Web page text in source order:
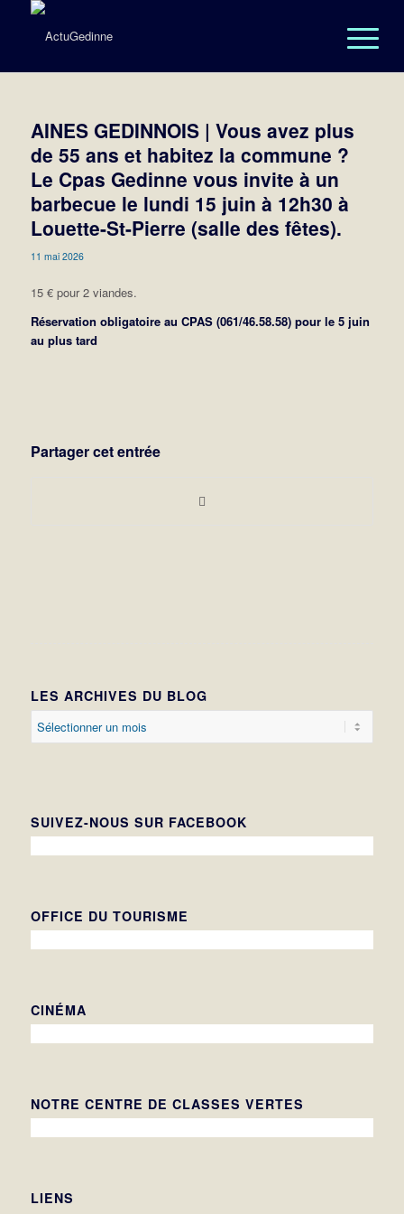
AINES GEDINNOIS | Vous avez plus
de 55 ans et habitez la commune ?
Le Cpas Gedinne vous invite à un
barbecue le lundi 15 juin à 12h30 à
Louette-St-Pierre (salle des fêtes).
11 mai 2026
15 € pour 2 viandes.
Réservation obligatoire au CPAS (061/46.58.58) pour le 5 juin
au plus tard
Partager cet entrée
LES ARCHIVES DU BLOG
SUIVEZ-NOUS SUR FACEBOOK
OFFICE DU TOURISME
CINÉMA
NOTRE CENTRE DE CLASSES VERTES
LIENS